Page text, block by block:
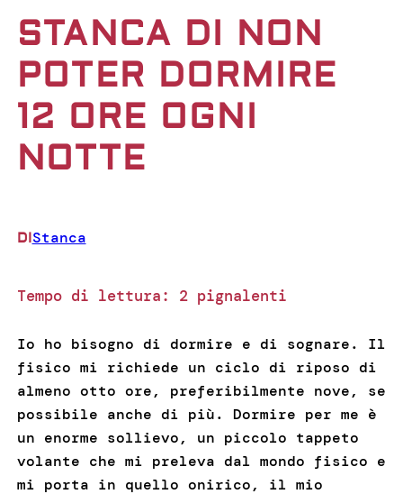
STANCA DI NON
POTER DORMIRE
12 ORE OGNI
NOTTE
DIStanca
Tempo di lettura: 2 pignalenti
Io ho bisogno di dormire e di sognare. Il
fisico mi richiede un ciclo di riposo di
almeno otto ore, preferibilmente nove, se
possibile anche di più. Dormire per me è
un enorme sollievo, un piccolo tappeto
volante che mi preleva dal mondo fisico e
mi porta in quello onirico, il mio